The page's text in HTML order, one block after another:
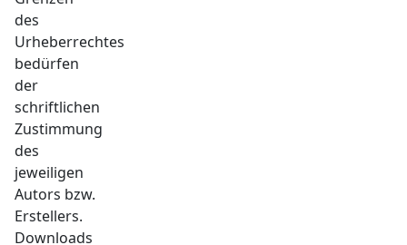
des
Urheberrechtes
bedürfen
der
schriftlichen
Zustimmung
des
jeweiligen
Autors bzw.
Erstellers.
Downloads